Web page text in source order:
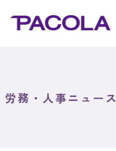
労務・人事ニュース